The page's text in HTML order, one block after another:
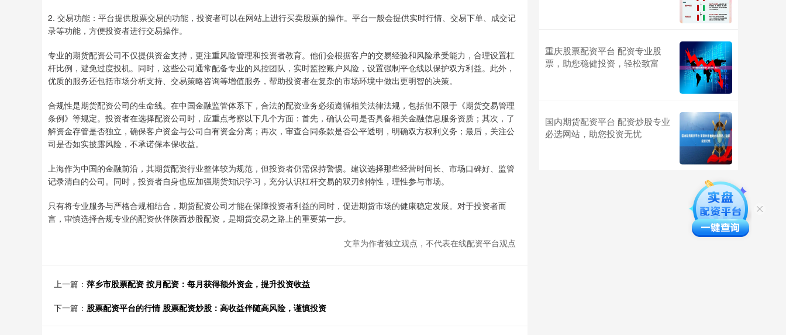
2. 交易功能：平台提供股票交易的功能，投资者可以在网站上进行买卖股票的操作。平台一般会提供实时行情、交易下单、成交记
录等功能，方便投资者进行交易操作。
专业的期货配资公司不仅提供资金支持，更注重风险管理和投资者教育。他们会根据客户的交易经验和风险承受能力，合理设置杠
杆比例，避免过度投机。同时，这些公司通常配备专业的风控团队，实时监控账户风险，设置强制平仓线以保护双方利益。此外，
优质的服务还包括市场分析支持、交易策略咨询等增值服务，帮助投资者在复杂的市场环境中做出更明智的决策。
合规性是期货配资公司的生命线。在中国金融监管体系下，合法的配资业务必须遵循相关法律法规，包括但不限于《期货交易管理
条例》等规定。投资者在选择配资公司时，应重点考察以下几个方面：首先，确认公司是否具备相关金融信息服务资质；其次，了
解资金存管是否独立，确保客户资金与公司自有资金分离；再次，审查合同条款是否公平透明，明确双方权利义务；最后，关注公
司是否如实披露风险，不承诺保本保收益。
上海作为中国的金融前沿，其期货配资行业整体较为规范，但投资者仍需保持警惕。建议选择那些经营时间长、市场口碑好、监管
记录清白的公司。同时，投资者自身也应加强期货知识学习，充分认识杠杆交易的双刃剑特性，理性参与市场。
只有将专业服务与严格合规相结合，期货配资公司才能在保障投资者利益的同时，促进期货市场的健康稳定发展。对于投资者而
言，审慎选择合规专业的配资伙伴陕西炒股配资，是期货交易之路上的重要第一步。
文章为作者独立观点，不代表在线配资平台观点
上一篇： 萍乡市股票配资 按月配资：每月获得额外资金，提升投资收益
下一篇： 股票配资平台的行情 股票配资炒股：高收益伴随高风险，谨慎投资
重庆股票配资平台 配资专业股
票，助您稳健投资，轻松致富
国内期货配资平台 配资炒股专业
必选网站，助您投资无忧